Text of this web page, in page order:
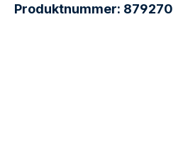
Produktnummer: 879270